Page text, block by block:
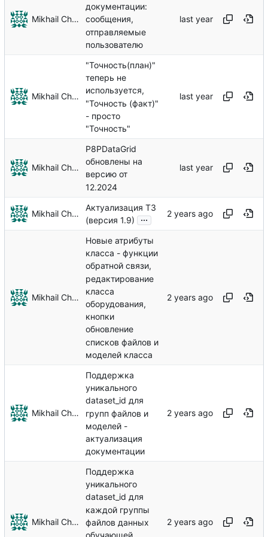
Mikhail Chechnev
документации:
сообщения,
отправляемые
пользователю
Mikhail Chechnev
"Точность(план)"
теперь не
используется,
"Точность (факт)"
- просто
"Точность"
Mikhail Chechnev
P8PDataGrid
обновлены на
версию от
12.2024
Mikhail Chechnev
Актуализация ТЗ
(версия 1.9)
...
Mikhail Chechnev
Новые атрибуты
класса - функции
обратной связи,
редактирование
класса
оборудования,
кнопки
обновление
списков файлов и
моделей класса
Mikhail Chechnev
Поддержка
уникального
dataset_id для
групп файлов и
моделей -
актуализация
документации
Mikhail Chechnev
Поддержка
уникального
dataset_id для
каждой группы
файлов данных